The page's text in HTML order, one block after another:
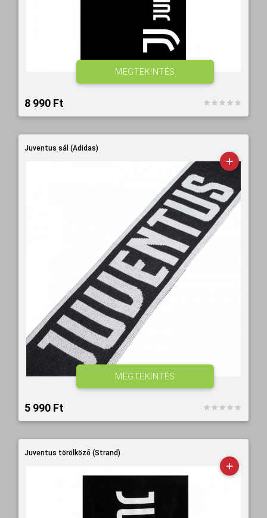
8 990 Ft‎
MEGTEKINTÉS
Juventus sál (Adidas)
5 990 Ft‎
MEGTEKINTÉS
Juventus törölköző (Strand)